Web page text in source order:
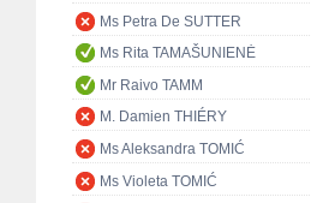
Ms Petra De SUTTER
Ms Rita TAMAŠUNIENĖ
Mr Raivo TAMM
M. Damien THIÉRY
Ms Aleksandra TOMIĆ
Ms Violeta TOMIĆ